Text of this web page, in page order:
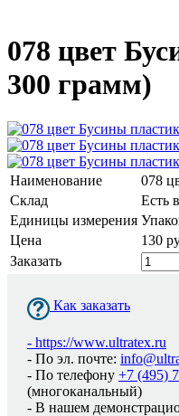
078 цвет
300 грамм)
Наименование
078
Склад
Есть
Единицы измерения
Цена
130
Заказать
Как заказать
- https://www.ultratex.ru
- По эл. почте:
- По телефону +7 (495)
(многоканальный)
- В нашем